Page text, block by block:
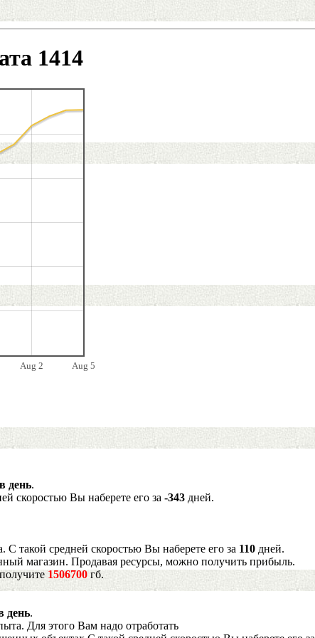
1414
Aug 2 Aug 5
день.
скоростью Вы наберете его за -343 дней.
С такой средней скоростью Вы наберете его за 110 дней.
магазин. Продавая ресурсы, можно получить прибыль.
1506700 гб.
день.
Для этого Вам надо отработать